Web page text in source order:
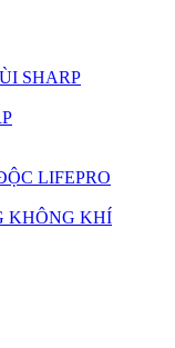
SHARP
LIFEPRO
KHÔNG KHÍ